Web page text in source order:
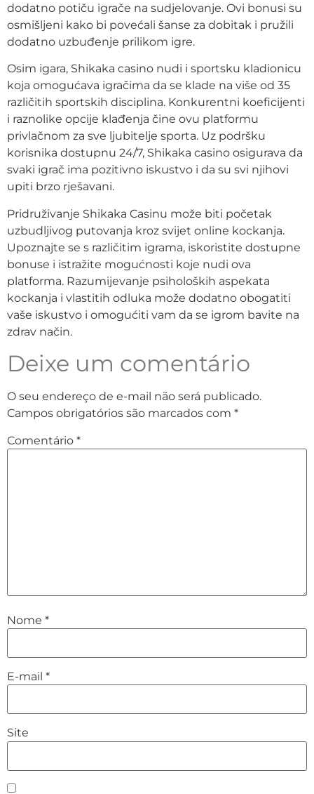
dodatno potiču igrače na sudjelovanje. Ovi bonusi su
osmišljeni kako bi povećali šanse za dobitak i pružili
dodatno uzbuđenje prilikom igre.
Osim igara, Shikaka casino nudi i sportsku kladionicu
koja omogućava igračima da se klade na više od 35
različitih sportskih disciplina. Konkurentni koeficijenti
i raznolike opcije klađenja čine ovu platformu
privlačnom za sve ljubitelje sporta. Uz podršku
korisnika dostupnu 24/7, Shikaka casino osigurava da
svaki igrač ima pozitivno iskustvo i da su svi njihovi
upiti brzo rješavani.
Pridruživanje Shikaka Casinu može biti početak
uzbudljivog putovanja kroz svijet online kockanja.
Upoznajte se s različitim igrama, iskoristite dostupne
bonuse i istražite mogućnosti koje nudi ova
platforma. Razumijevanje psiholoških aspekata
kockanja i vlastitih odluka može dodatno obogatiti
vaše iskustvo i omogućiti vam da se igrom bavite na
zdrav način.
Deixe um comentário
O seu endereço de e-mail não será publicado.
Campos obrigatórios são marcados com *
Comentário *
Nome *
E-mail *
Site